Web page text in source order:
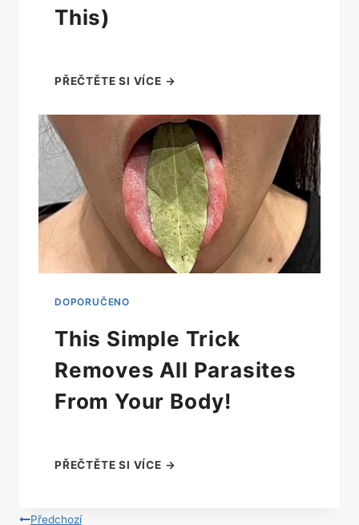
This)
This Simple Trick
Removes All Parasites
From Your Body!
Předchozí